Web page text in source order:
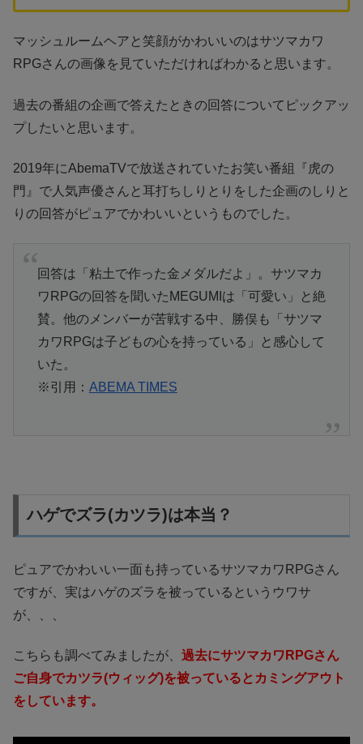
マッシュルームヘアと笑顔がかわいいのはサツマカワ
RPGさんの画像を見ていただければわかると思います。
過去の番組の企画で答えたときの回答についてピックアッ
プしたいと思います。
2019年にAbemaTVで放送されていたお笑い番組『虎の
門』で人気声優さんと耳打ちしりとりをした企画のしりと
りの回答がピュアでかわいいというものでした。
回答は「粘土で作った金メダルだよ」。サツマカ
ワRPGの回答を聞いたMEGUMIは「可愛い」と絶
賛。他のメンバーが苦戦する中、勝俣も「サツマ
カワRPGは子どもの心を持っている」と感心して
いた。
※引用： ABEMA TIMES
ハゲでズラ(カツラ)は本当？
ピュアでかわいい一面も持っているサツマカワRPGさん
ですが、実はハゲのズラを被っているというウワサ
が、、、
こちらも調べてみましたが、 過去にサツマカワRPGさん
ご自身でカツラ(ウィッグ)を被っているとカミングアウト
をしています。